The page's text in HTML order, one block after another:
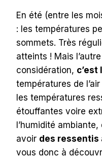
En été (entre les
: les températures
sommets. Très
atteints ! Mais
considération,
températures de
les températures
étouffantes voire
l’humidité
avoir des ressentis
vous donc à